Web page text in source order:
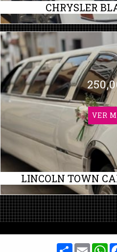
CHRYSLER
LINCOLN TOWN
VER
ShareEmail